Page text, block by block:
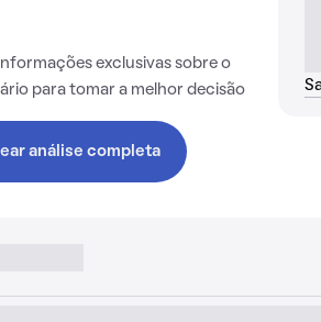
informações exclusivas sobre o
para tomar a melhor decisão
análise completa